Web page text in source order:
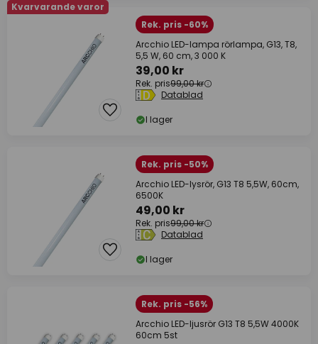
Kvarvarande varor
Rek. pris -60%
Arcchio LED-lampa rörlampa, G13, T8,
5,5 W, 60 cm, 3 000 K
39,00 kr
Rek. pris99,00 kr
Datablad
I lager
Rek. pris -50%
Arcchio LED-lysrör, G13 T8 5,5W, 60cm,
6500K
49,00 kr
Rek. pris99,00 kr
Datablad
I lager
Rek. pris -56%
Arcchio LED-ljusrör G13 T8 5,5W 4000K
60cm 5st